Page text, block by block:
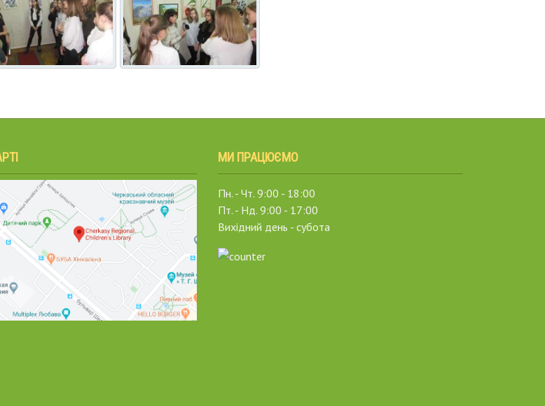
МИ ПРАЦЮЄМО
Пн. - Чт. 9:00 - 18:00
Пт. - Нд. 9:00 - 17:00
Вихідний день - субота